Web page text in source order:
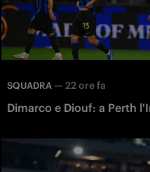
SQUADRA — 22 ore fa
Dimarco e Diouf: a Perth